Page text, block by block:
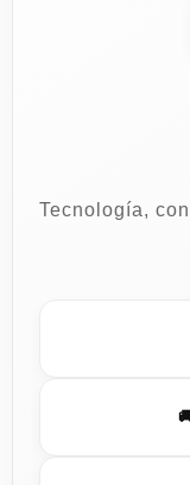
Tecnología,